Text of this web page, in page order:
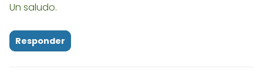
Un saludo.
Responder